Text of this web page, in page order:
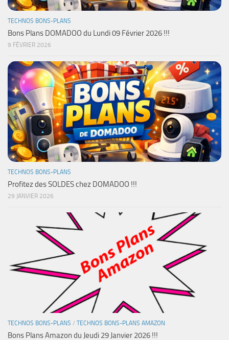
TECHNOS BONS-PLANS
Bons Plans DOMADOO du Lundi 09 Février 2026 !!!
9 FÉVRIER 2026
TECHNOS BONS-PLANS
Profitez des SOLDES chez DOMADOO !!!
29 JANVIER 2026
TECHNOS BONS-PLANS / TECHNOS BONS-PLANS AMAZON
Bons Plans Amazon du Jeudi 29 Janvier 2026 !!!